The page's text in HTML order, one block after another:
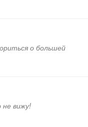
о большей
не вижу!